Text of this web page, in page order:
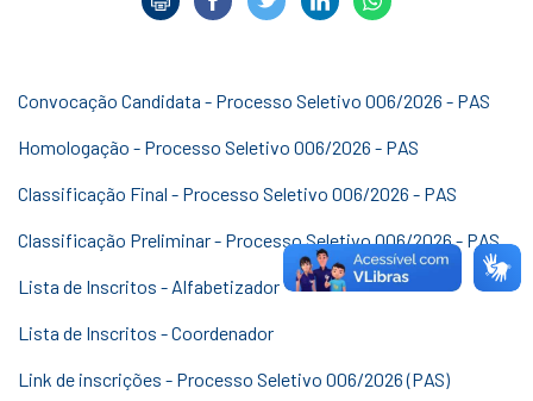
Convocação Candidata - Processo Seletivo 006/2026 - PAS
Homologação - Processo Seletivo 006/2026 - PAS
Classificação Final - Processo Seletivo 006/2026 - PAS
Classificação Preliminar - Processo Seletivo 006/2026 - PAS
Lista de Inscritos - Alfabetizador
Lista de Inscritos - Coordenador
Link de inscrições - Processo Seletivo 006/2026 (PAS)